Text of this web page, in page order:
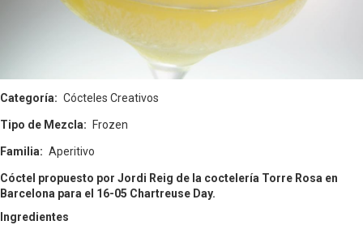
Categoría Cócteles Creativos
Tipo de Mezcla Frozen
Familia Aperitivo
Cóctel propuesto por Jordi Reig de la coctelería Torre Rosa en
Barcelona para el 16-05 Chartreuse Day.
Ingredientes